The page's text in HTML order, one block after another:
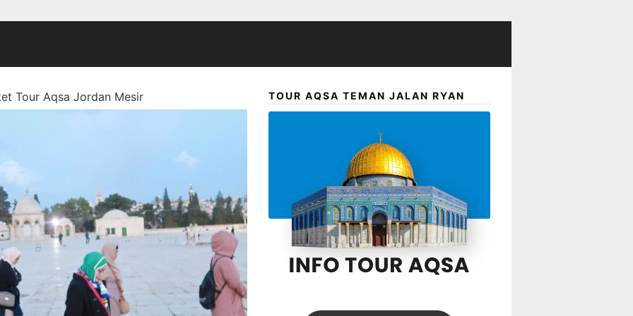
Tour Aqsa Jordan Mesir TOUR AQSA TEMAN JALAN RYAN